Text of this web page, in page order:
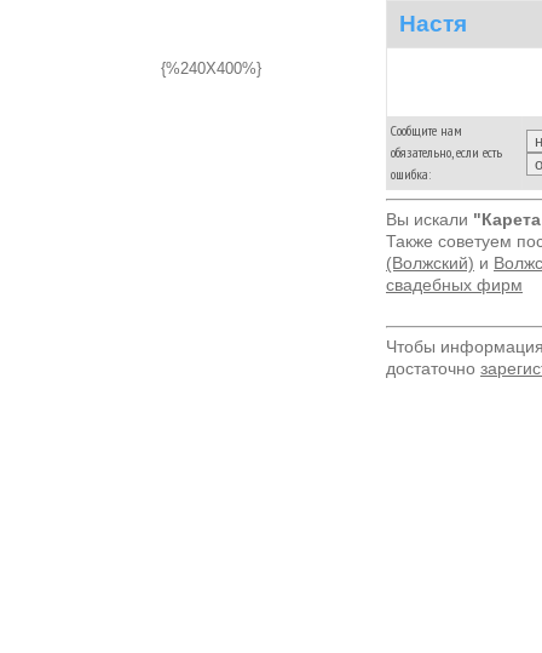
{%240X400%}
Настя
Сообщите нам
обязательно, если есть
ошибка:
Вы искали
Также советуем
(Волжский) и
свадебных фирм
Чтобы
достаточно